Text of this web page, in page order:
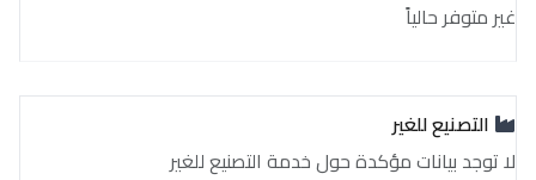
غير متوفر حالياً
التصنيع للغير
لا توجد بيانات مؤكدة حول خدمة التصنيع للغير